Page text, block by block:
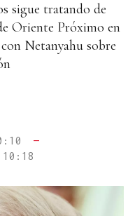
sigue tratando de
Oriente Próximo en
Netanyahu sobre
—